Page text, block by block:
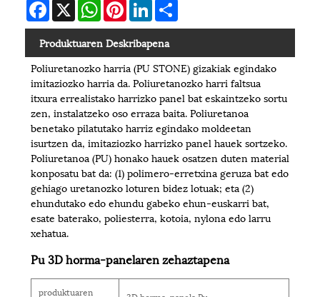
Facebook
X WhatsAppPinterestLinkedIn
Produktuaren Deskribapena
Poliuretanozko harria (PU STONE) gizakiak egindako
imitaziozko harria da. Poliuretanozko harri faltsua
itxura errealistako harrizko panel bat eskaintzeko sortu
zen, instalatzeko oso erraza baita. Poliuretanoa
benetako pilatutako harriz egindako moldeetan
isurtzen da, imitaziozko harrizko panel hauek sortzeko.
Poliuretanoa (PU) honako hauek osatzen duten material
konposatu bat da: (1) polimero-erretxina geruza bat edo
gehiago uretanozko loturen bidez lotuak; eta (2)
ehundutako edo ehundu gabeko ehun-euskarri bat,
esate baterako, poliesterra, kotoia, nylona edo larru
xehatua.
Pu 3D horma-panelaren zehaztapena
produktuaren